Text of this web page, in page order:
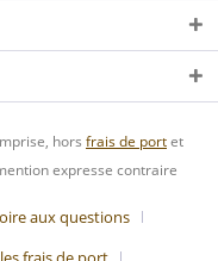
hors frais de portet
expresse contraire
aux questions